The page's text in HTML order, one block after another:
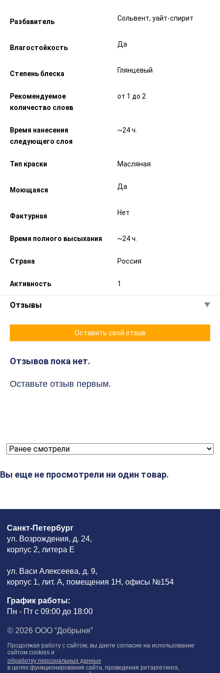
Разбавитель Сольвент, уайт-спирит
Влагостойкость Да
Степень блеска Глянцевый
Рекомендуемое
количество слоев
от 1 до 2
Время нанесения
следующего слоя
~24 ч.
Тип краски Масляная
Моющаяся Да
Фактурная Нет
Время полного высыхания ~24 ч.
Страна Россия
Активность 1
Отзывы
Оставить свой отзыв
Отзывов пока нет.
Оставьте отзыв первым.
Вы еще не просмотрели ни один товар.
Санкт-Петербург
ул. Возрождения, д. 24,
корпус 2, литера Е
ул. Васи Алексеева, д. 9,
корпус 1, лит. А, помещения 1H, офисы №154
График работы:
Пн - Пт с 09:00 до 18:00
© 2026 ООО “Добрыня”
Продолжая работу с сайтом, вы даете согласие на использование
сайтом cookies и
обработку персональных данных
в целях функционирования сайта, проведения ретаргетинга,